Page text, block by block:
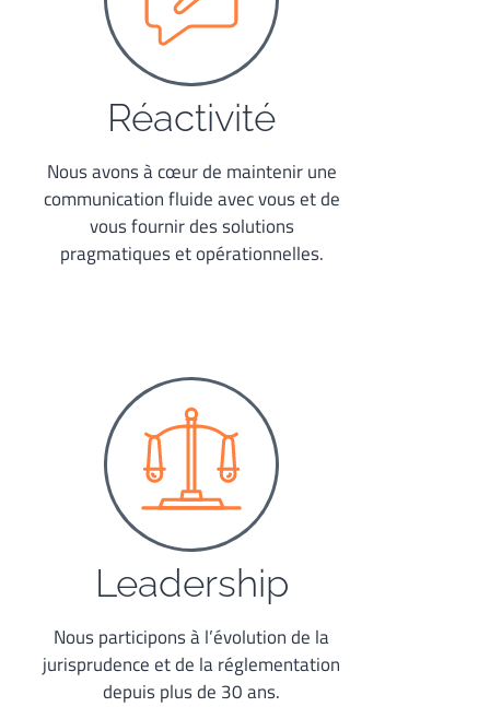
Réactivité
Nous avons à cœur de maintenir une
communication fluide avec vous et de
vous fournir des solutions
pragmatiques et opérationnelles.
Leadership
Nous participons à l’évolution de la
jurisprudence et de la réglementation
depuis plus de 30 ans.